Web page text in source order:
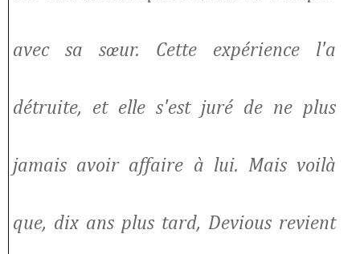
avec sa sœur. Cette expérience l'a
détruite, et elle s'est juré de ne plus
jamais avoir affaire à lui. Mais voilà
que, dix ans plus tard, Devious revient